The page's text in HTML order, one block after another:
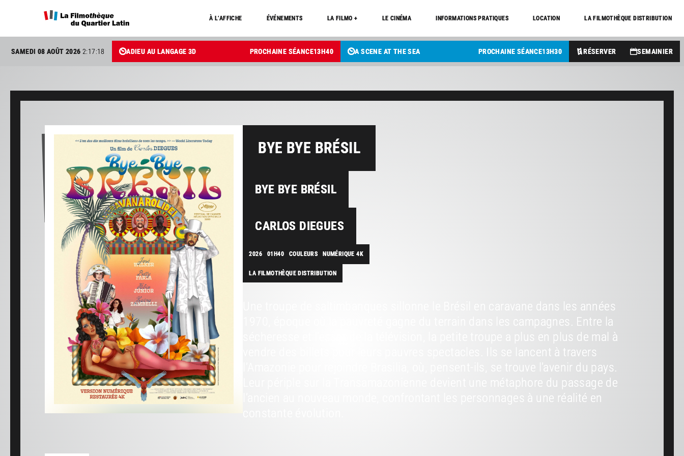
À L’AFFICHE ÉVÉNEMENTS LA FILMO + LE CINÉMA INFORMATIONS PRATIQUES LOCATION LA FILMOTHÈQUE DISTRIBUTION
SAMEDI 08 AOÛT 2026 2:17:19 ADIEU AU LANGAGE 3D PROCHAINE SÉANCE13H40 A SCENE AT THE SEA PROCHAINE SÉANCE13H30 RÉSERVER SEMAINIER
BYE BYE BRÉSIL
BYE BYE BRÉSIL
CARLOS DIEGUES
2026 01H40 COULEURS NUMÉRIQUE 4K
LA FILMOTHÈQUE DISTRIBUTION
Une troupe de saltimbanques sillonne le Brésil en caravane dans les années
1970, époque où la pauvreté gagne du terrain dans les campagnes. Entre la
sécheresse et l’essor de la télévision, la petite troupe a plus en plus de mal à
vendre des billets pour leurs pauvres spectacles. Ils se lancent à travers
l’Amazonie pour rejoindre Brasilia, où, pensent-ils, se trouve l’avenir du pays.
Leur périple sur la Transamazonienne devient une métaphore du passage de
l’ancien au nouveau monde, confrontant les personnages à une réalité en